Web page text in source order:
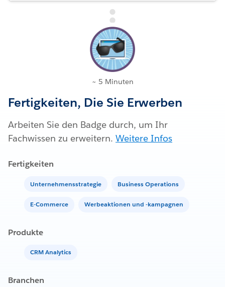
~ 5 Minuten
Fertigkeiten, Die Sie Erwerben
Arbeiten Sie den Badge durch, um Ihr
Fachwissen zu erweitern. Weitere Infos
Fertigkeiten
Unternehmensstrategie Business Operations
E-Commerce Werbeaktionen und -kampagnen
Produkte
CRM Analytics
Branchen